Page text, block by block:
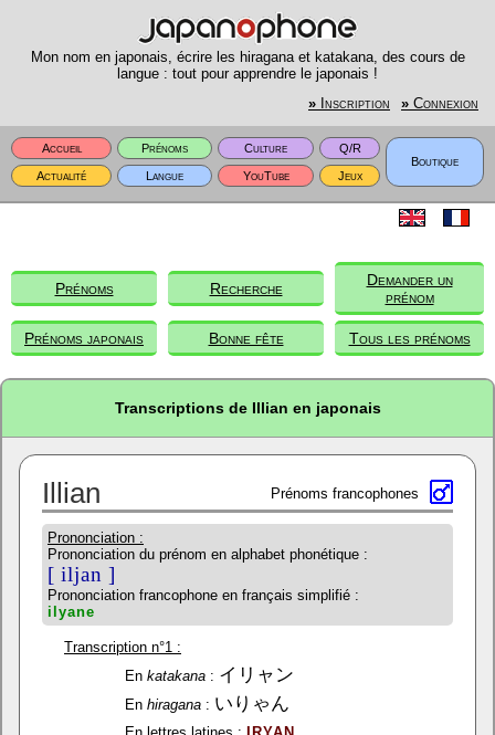
Mon nom en japonais, écrire les hiragana et katakana, des cours de
langue : tout pour apprendre le japonais !
» Inscription » Connexion
Accueil Prénoms Culture
Q/R
Boutique
Actualité
Langue YouTube Jeux
Prénoms Recherche
Demander un
prénom
Prénoms japonais Bonne fête Tous les prénoms
Transcriptions de Illian en japonais
Illian Prénoms francophones
Prononciation :
Prononciation du prénom en alphabet phonétique :
[ iljan ]
Prononciation francophone en français simplifié :
ilyane
Transcription n°1 :
En katakana : イリャン
En hiragana : いりゃん